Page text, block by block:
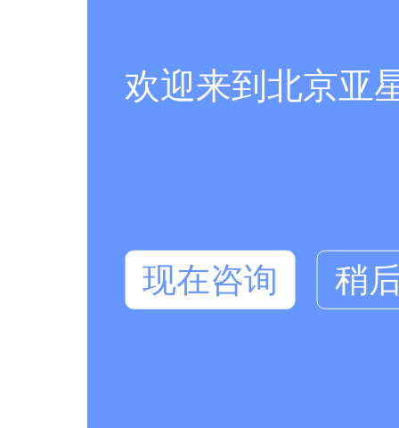
欢迎来到北京亚
现在咨询 稍